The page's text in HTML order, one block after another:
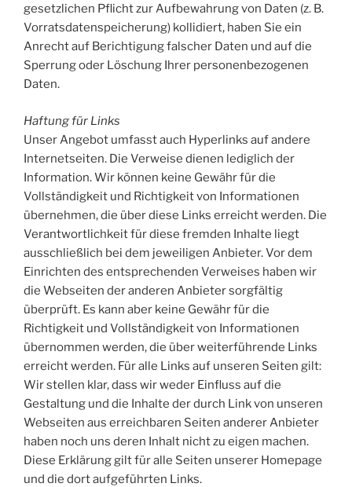
gesetzlichen Pflicht zur Aufbewahrung von Daten (z. B.
Vorratsdatenspeicherung) kollidiert, haben Sie ein
Anrecht auf Berichtigung falscher Daten und auf die
Sperrung oder Löschung Ihrer personenbezogenen
Daten.
Haftung für Links
Unser Angebot umfasst auch Hyperlinks auf andere
Internetseiten. Die Verweise dienen lediglich der
Information. Wir können keine Gewähr für die
Vollständigkeit und Richtigkeit von Informationen
übernehmen, die über diese Links erreicht werden. Die
Verantwortlichkeit für diese fremden Inhalte liegt
ausschließlich bei dem jeweiligen Anbieter. Vor dem
Einrichten des entsprechenden Verweises haben wir
die Webseiten der anderen Anbieter sorgfältig
überprüft. Es kann aber keine Gewähr für die
Richtigkeit und Vollständigkeit von Informationen
übernommen werden, die über weiterführende Links
erreicht werden. Für alle Links auf unseren Seiten gilt:
Wir stellen klar, dass wir weder Einfluss auf die
Gestaltung und die Inhalte der durch Link von unseren
Webseiten aus erreichbaren Seiten anderer Anbieter
haben noch uns deren Inhalt nicht zu eigen machen.
Diese Erklärung gilt für alle Seiten unserer Homepage
und die dort aufgeführten Links.